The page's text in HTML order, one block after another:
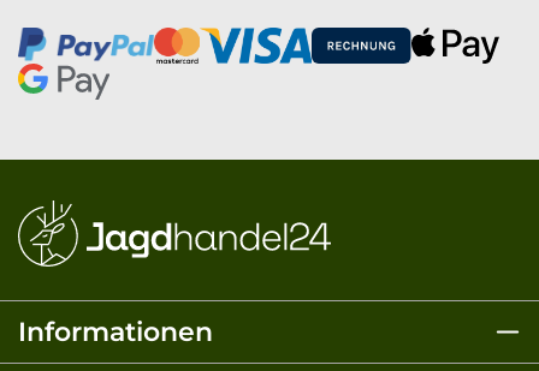
Informationen